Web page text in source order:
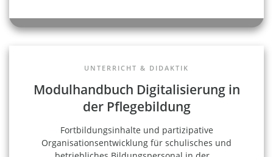
UNTERRICHT & DIDAKTIK
Modulhandbuch Digitalisierung in
der Pflegebildung
Fortbildungsinhalte und partizipative
Organisationsentwicklung für schulisches und